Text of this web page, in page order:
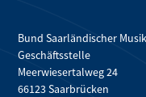
Bund Saarländischer
Geschäftsstelle
Meerwiesertalweg 24
66123 Saarbrücken